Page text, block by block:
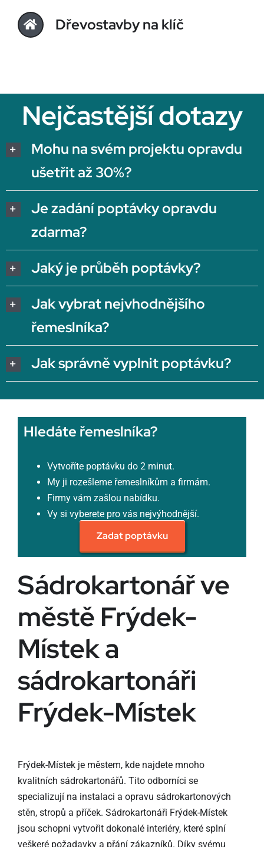
Dřevostavby na klíč
Nejčastější dotazy
Mohu na svém projektu opravdu
ušetřit až 30%?
Je zadání poptávky opravdu
zdarma?
Jaký je průběh poptávky?
Jak vybrat nejvhodnějšího
řemeslníka?
Jak správně vyplnit poptávku?
Hledáte řemeslníka?
Vytvoříte poptávku do 2 minut.
My ji rozešleme řemeslníkům a firmám.
Firmy vám zašlou nabídku.
Vy si vyberete pro vás nejvýhodnější.
Zadat poptávku
Sádrokartonář ve
městě Frýdek-
Místek a
sádrokartonáři
Frýdek-Místek
Frýdek-Místek je městem, kde najdete mnoho
kvalitních sádrokartonářů. Tito odborníci se
specializují na instalaci a opravu sádrokartonových
stěn, stropů a příček. Sádrokartonáři Frýdek-Místek
jsou schopni vytvořit dokonalé interiéry, které splní
veškeré požadavky a přání zákazníků. Díky svému